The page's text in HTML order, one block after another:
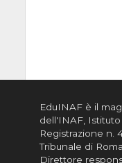
EduINAF è il
dell'INAF,
Registrazione n.
Tribunale di Roma
Direttore